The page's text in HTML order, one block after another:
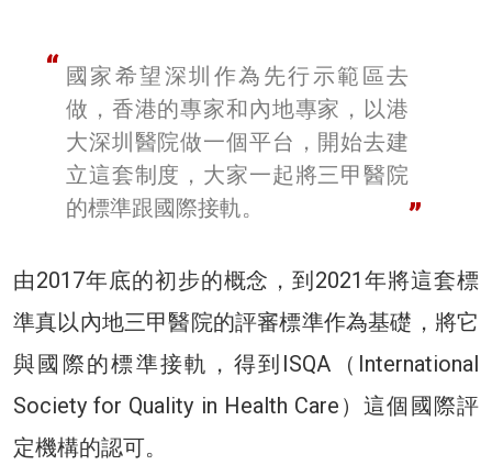
國家希望深圳作為先行示範區去
做，香港的專家和內地專家，以港
大深圳醫院做一個平台，開始去建
立這套制度，大家一起將三甲醫院
的標準跟國際接軌。
由2017年底的初步的概念，到2021年將這套標
準真以內地三甲醫院的評審標準作為基礎，將它
與國際的標準接軌，得到ISQA（International
Society for Quality in Health Care）這個國際評
定機構的認可。